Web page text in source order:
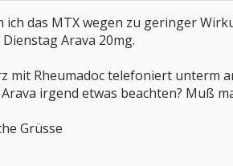
ich das MTX wegen zu geringer
Arava 20mg.
mit Rheumadoc telefoniert unterm
irgend etwas beachten? Muß
Grüsse